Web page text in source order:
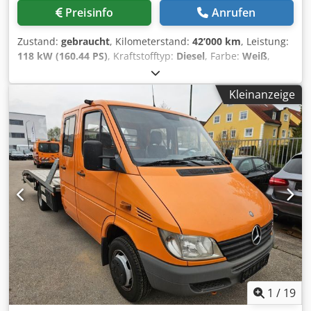
Preisinfo Anrufen
Zustand: gebraucht, Kilometerstand: 42’000 km, Leistung:
118 kW (160.44 PS), Kraftstofftyp: Diesel, Farbe: Weiß,
, Emissionsklasse:
2023, Ausstattung:ABS, Klimaanlage, Tempomat,
Zentralverriegelung, Türenzahl: 4 Baujahr: 2023 Kabine:
doppelt Djdpezh It Sefx Amijkr
Mehrwertsteuer/Differenzbesteuerung: Mehrwertsteuer
abzugsfähig = Weitere Optionen und Zubehör = - Airbag -
Alarmsystem klasse 1 - Außentemperaturanzeige -
Elektrische Fensterheber - Elektrisch verstellbare
Außenspiegel - Kamerasystem - Luftfederung hinten -
Rückwärtsfahrkamera - Spurhalteassistent - Zapfwelle
(PTO) = Anmerkungen = 7-Personen-Version mit dem Insoli-
System. WIE NEU.
Kleinanzeige
1 / 19